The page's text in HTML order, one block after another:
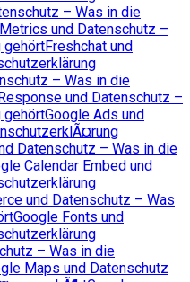
– Was in die
und Datenschutz –
gehörtFreshchat und
– Was in die
und Datenschutz –
gehörtGoogle Ads und
Datenschutz – Was in die
Calendar Embed und
und Datenschutz – Was
Google Fonts und
– Was in die
Maps und Datenschutz